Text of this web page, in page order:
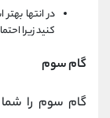
در انتها
کنید زیرا
گام سوم
گام سوم را شما